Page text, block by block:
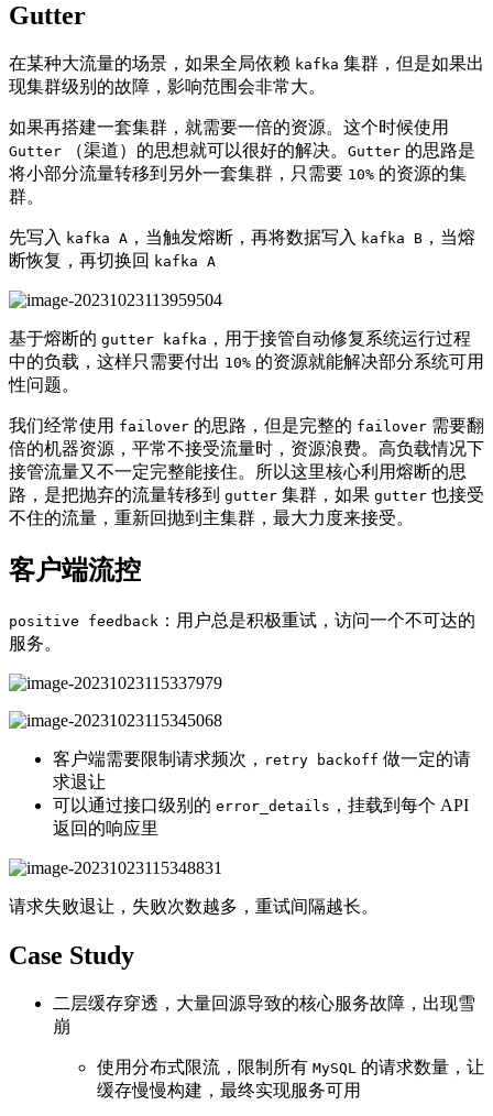
Gutter
在某种大流量的场景，如果全局依赖 kafka 集群，但是如果出
现集群级别的故障，影响范围会非常大。
如果再搭建一套集群，就需要一倍的资源。这个时候使用
Gutter （渠道）的思想就可以很好的解决。 Gutter 的思路是
将小部分流量转移到另外一套集群，只需要 10% 的资源的集
群。
先写入 kafka A ，当触发熔断，再将数据写入 kafka B ，当熔
断恢复，再切换回 kafka A
基于熔断的 gutter kafka ，用于接管自动修复系统运行过程
中的负载，这样只需要付出 10% 的资源就能解决部分系统可用
性问题。
我们经常使用 failover 的思路，但是完整的 failover 需要翻
倍的机器资源，平常不接受流量时，资源浪费。高负载情况下
接管流量又不一定完整能接住。所以这里核心利用熔断的思
路，是把抛弃的流量转移到 gutter 集群，如果 gutter 也接受
不住的流量，重新回抛到主集群，最大力度来接受。
客户端流控
positive feedback ：用户总是积极重试，访问一个不可达的
服务。
客户端需要限制请求频次， retry backoff 做一定的请
求退让
可以通过接口级别的 error_details ，挂载到每个 API
返回的响应里
请求失败退让，失败次数越多，重试间隔越长。
Case Study
二层缓存穿透，大量回源导致的核心服务故障，出现雪
崩
使用分布式限流，限制所有 MySQL
的请求数量，让
缓存慢慢构建，最终实现服务可用